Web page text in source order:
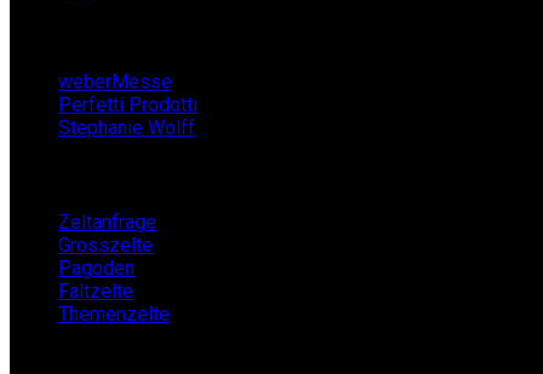
weberMesse
Perfetti Prodotti
Stephanie Wolff
Zeltanfrage
Grosszelte
Pagoden
Faltzelte
Themenzelte